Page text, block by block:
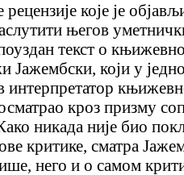
које је
његов
текст о
Јажембски, који у
кроз призму
никада није био
критике, сматра
него и о самом